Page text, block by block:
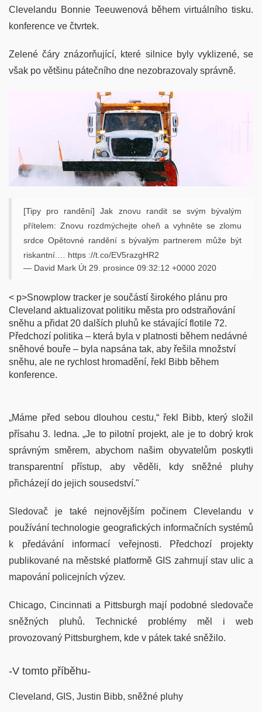
Clevelandu Bonnie Teeuwenová během virtuálního tisku.
konference ve čtvrtek.
Zelené čáry znázorňující, které silnice byly vyklizené, se
však po většinu pátečního dne nezobrazovaly správně.
[Tipy pro randění] Jak znovu randit se svým bývalým
přítelem: Znovu rozdmýchejte oheň a vyhněte se zlomu
srdce Opětovné randění s bývalým partnerem může být
riskantní.… https ://t.co/EV5razgHR2
— David Mark Út 29. prosince 09:32:12 +0000 2020
< p>Snowplow tracker je součástí širokého plánu pro
Cleveland aktualizovat politiku města pro odstraňování
sněhu a přidat 20 dalších pluhů ke stávající flotile 72.
Předchozí politika – která byla v platnosti během nedávné
sněhové bouře – byla napsána tak, aby řešila množství
sněhu, ale ne rychlost hromadění, řekl Bibb během
konference.
„Máme před sebou dlouhou cestu,“ řekl Bibb, který složil
přísahu 3. ledna. „Je to pilotní projekt, ale je to dobrý krok
správným směrem, abychom našim obyvatelům poskytli
transparentní přístup, aby věděli, kdy sněžné pluhy
přicházejí do jejich sousedství."
Sledovač je také nejnovějším počinem Clevelandu v
používání technologie geografických informačních systémů
k předávání informací veřejnosti. Předchozí projekty
publikované na městské platformě GIS zahrnují stav ulic a
mapování policejních výzev.
Chicago, Cincinnati a Pittsburgh mají podobné sledovače
sněžných pluhů. Technické problémy měl i web
provozovaný Pittsburghem, kde v pátek také sněžilo.
-V tomto příběhu-
Cleveland, GIS, Justin Bibb, sněžné pluhy